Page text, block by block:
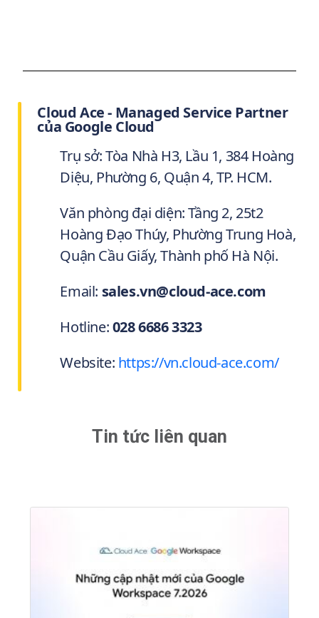
Cloud Ace - Managed Service Partner
của Google Cloud
Trụ sở: Tòa Nhà H3, Lầu 1, 384 Hoàng
Diệu, Phường 6, Quận 4, TP. HCM.
Văn phòng đại diện: Tầng 2, 25t2
Hoàng Đạo Thúy, Phường Trung Hoà,
Quận Cầu Giấy, Thành phố Hà Nội.
Email: sales.vn@cloud-ace.com
Hotline:028 6686 3323
Website: https://vn.cloud-ace.com/
Tin tức liên quan